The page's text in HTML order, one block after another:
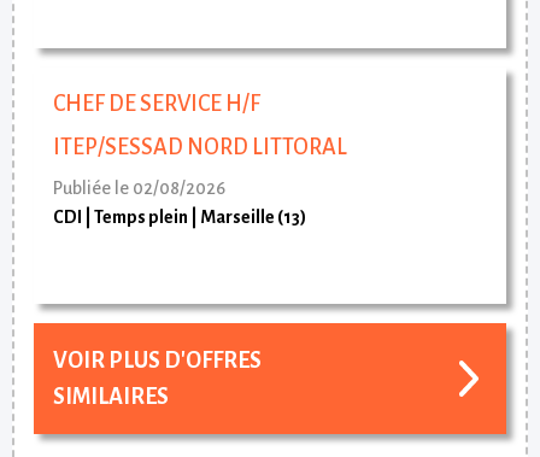
CHEF DE SERVICE H/F
ITEP/SESSAD NORD LITTORAL
Publiée le 02/08/2026
CDI
Temps plein Marseille (13)
VOIR PLUS D'OFFRES
SIMILAIRES